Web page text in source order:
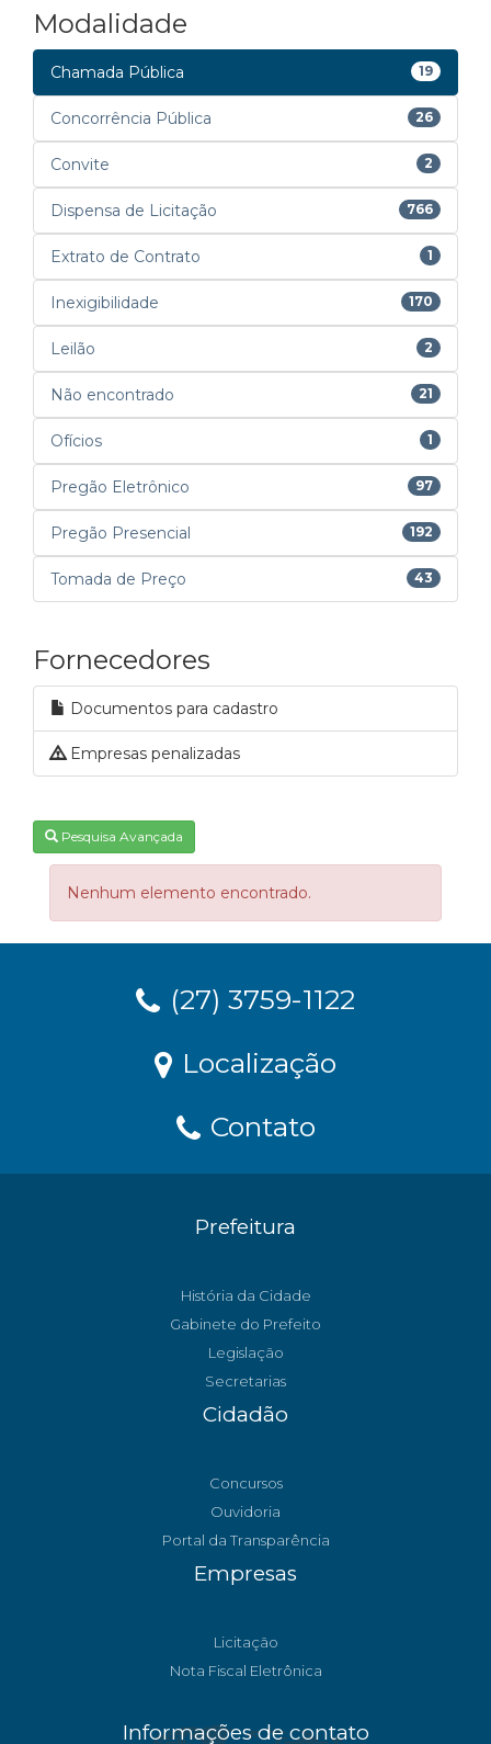
Modalidade
Chamada Pública 19
Concorrência Pública 26
Convite 2
Dispensa de Licitação 766
Extrato de Contrato 1
Inexigibilidade 170
Leilão 2
Não encontrado 21
Ofícios 1
Pregão Eletrônico 97
Pregão Presencial 192
Tomada de Preço 43
Fornecedores
Documentos para cadastro
Empresas penalizadas
Pesquisa Avançada
Nenhum elemento encontrado.
(27) 3759-1122
Localização
Contato
Prefeitura
História da Cidade
Gabinete do Prefeito
Legislação
Secretarias
Cidadão
Concursos
Ouvidoria
Portal da Transparência
Empresas
Licitação
Nota Fiscal Eletrônica
Informações de contato